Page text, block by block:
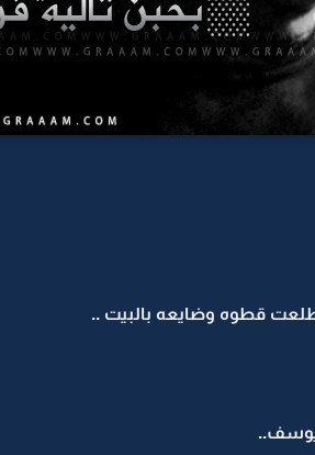
طلعت قطوه وضايعه بالبيت ..
يوسف..